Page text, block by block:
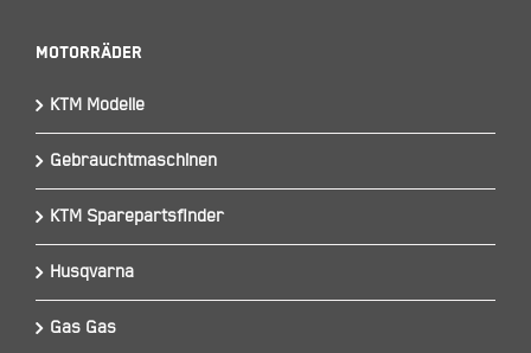
Motorräder
KTM Modelle
Gebrauchtmaschinen
KTM Sparepartsfinder
Husqvarna
Gas Gas